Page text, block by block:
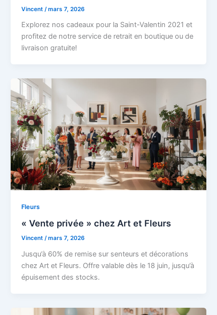
Vincent /mars 7, 2026
Explorez nos cadeaux pour la Saint-Valentin 2021 et
profitez de notre service de retrait en boutique ou de
livraison gratuite!
Fleurs
« Vente privée » chez Art et Fleurs
Vincent/mars 7, 2026
Jusqu’à 60% de remise sur senteurs et décorations
chez Art et Fleurs. Offre valable dès le 18 juin, jusqu’à
épuisement des stocks.